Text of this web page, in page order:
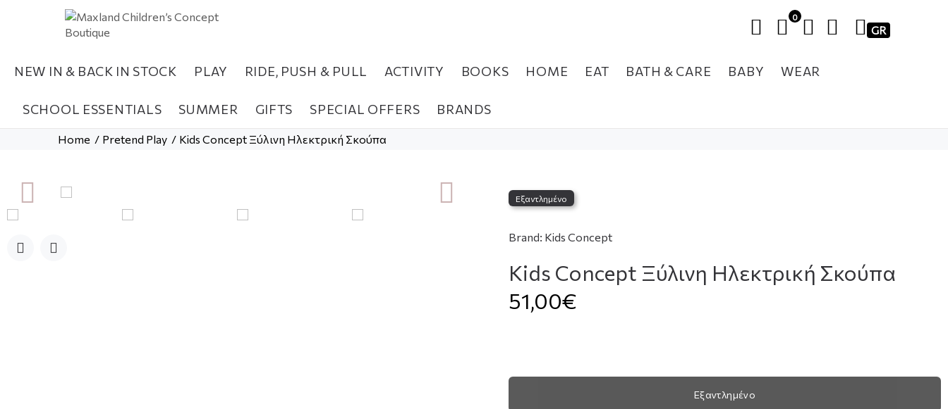
0
GR
NEW IN & BACK IN STOCK PLAY RIDE, PUSH & PULL ACTIVITY BOOKS HOME EAT BATH & CARE BABY WEAR
SCHOOL ESSENTIALS SUMMER GIFTS SPECIAL OFFERS BRANDS
Home Pretend Play Kids Concept Ξύλινη Ηλεκτρική Σκούπα
Εξαντλημένο
Brand: Kids Concept
Kids Concept Ξύλινη Ηλεκτρική Σκούπα
51,00€
Εξαντλημένο